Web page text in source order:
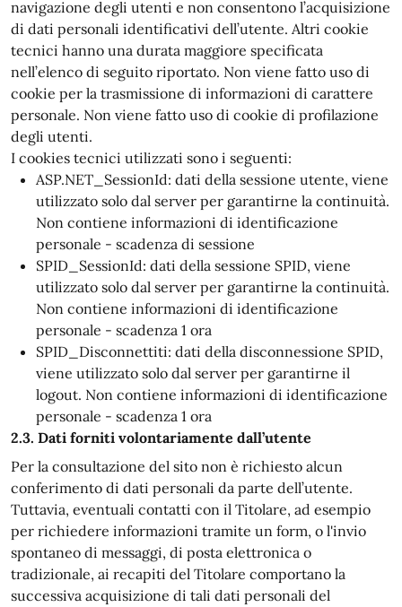
navigazione degli utenti e non consentono l’acquisizione
di dati personali identificativi dell’utente. Altri cookie
tecnici hanno una durata maggiore specificata
nell’elenco di seguito riportato. Non viene fatto uso di
cookie per la trasmissione di informazioni di carattere
personale. Non viene fatto uso di cookie di profilazione
degli utenti.
I cookies tecnici utilizzati sono i seguenti:
ASP.NET_SessionId: dati della sessione utente, viene
utilizzato solo dal server per garantirne la continuità.
Non contiene informazioni di identificazione
personale - scadenza di sessione
SPID_SessionId: dati della sessione SPID, viene
utilizzato solo dal server per garantirne la continuità.
Non contiene informazioni di identificazione
personale - scadenza 1 ora
SPID_Disconnettiti: dati della disconnessione SPID,
viene utilizzato solo dal server per garantirne il
logout. Non contiene informazioni di identificazione
personale - scadenza 1 ora
2.3. Dati forniti volontariamente dall’utente
Per la consultazione del sito non è richiesto alcun
conferimento di dati personali da parte dell’utente.
Tuttavia, eventuali contatti con il Titolare, ad esempio
per richiedere informazioni tramite un form, o l'invio
spontaneo di messaggi, di posta elettronica o
tradizionale, ai recapiti del Titolare comportano la
successiva acquisizione di tali dati personali del